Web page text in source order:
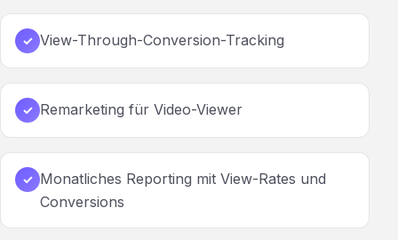
✓ View-Through-Conversion-Tracking
✓ Remarketing für Video-Viewer
✓ Monatliches Reporting mit View-Rates und
Conversions